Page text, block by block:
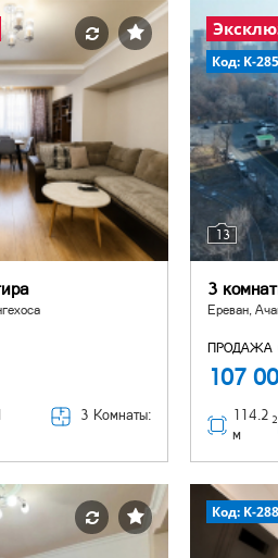
3 Комнаты:
13
Код: K-
3
Ереван,
ПРОДАЖА
107
114.2
м
2
Код: K-